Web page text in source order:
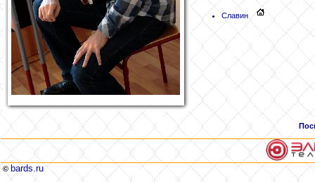
Славин
© bards.ru